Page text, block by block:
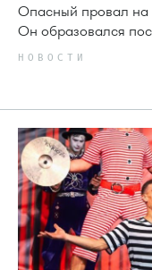
Опасный провал на
Он образовался
НОВОСТИ